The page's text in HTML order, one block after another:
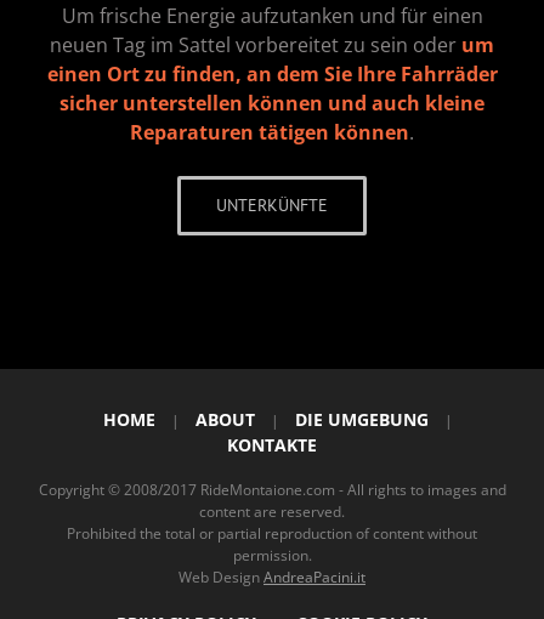
Um frische Energie aufzutanken und für einen
neuen Tag im Sattel vorbereitet zu sein oder um
einen Ort zu finden, an dem Sie Ihre Fahrräder
sicher unterstellen können und auch kleine
Reparaturen tätigen können.
UNTERKÜNFTE
HOME | ABOUT | DIE UMGEBUNG |
KONTAKTE
Copyright © 2008/2017 RideMontaione.com - All rights to images and
content are reserved.
Prohibited the total or partial reproduction of content without
permission.
Web DesignAndreaPacini.it